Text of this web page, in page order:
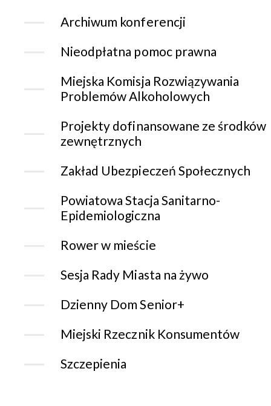
Archiwum konferencji
Nieodpłatna pomoc prawna
Miejska Komisja Rozwiązywania
Problemów Alkoholowych
Projekty dofinansowane ze środków
zewnętrznych
Zakład Ubezpieczeń Społecznych
Powiatowa Stacja Sanitarno-
Epidemiologiczna
Rower w mieście
Sesja Rady Miasta na żywo
Dzienny Dom Senior+
Miejski Rzecznik Konsumentów
Szczepienia